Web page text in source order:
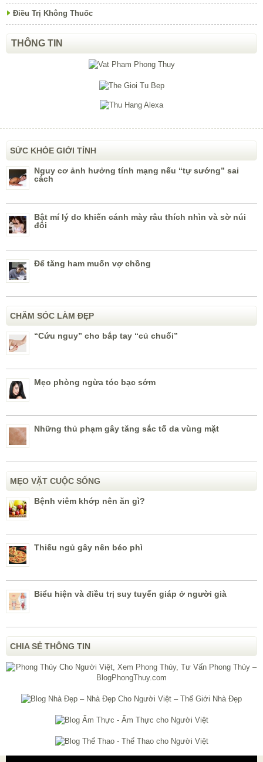
Điều Trị Không Thuốc
THÔNG TIN
SỨC KHỎE GIỚI TÍNH
Nguy cơ ảnh hưởng tính mạng nếu “tự sướng” sai
cách
Bật mí lý do khiến cánh mày râu thích nhìn và sờ núi
đôi
Để tăng ham muốn vợ chồng
CHĂM SÓC LÀM ĐẸP
“Cứu nguy” cho bắp tay “củ chuối”
Mẹo phòng ngừa tóc bạc sớm
Những thủ phạm gây tăng sắc tố da vùng mặt
MẸO VẶT CUỘC SỐNG
Bệnh viêm khớp nên ăn gì?
Thiếu ngủ gây nên béo phì
Biểu hiện và điều trị suy tuyến giáp ở người già
CHIA SẺ THÔNG TIN